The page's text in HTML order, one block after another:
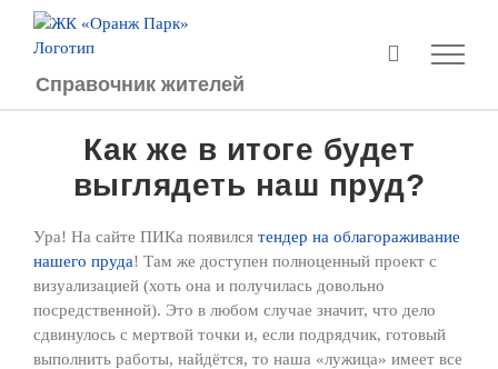
Перейти
Справочник жителей
Как же в итоге будет
выглядеть наш пруд?
Ура! На сайте ПИКа появился тендер на облагораживание
нашего пруда! Там же доступен полноценный проект с
визуализацией (хоть она и получилась довольно
посредственной). Это в любом случае значит, что дело
сдвинулось с мертвой точки и, если подрядчик, готовый
выполнить работы, найдётся, то наша «лужица» имеет все